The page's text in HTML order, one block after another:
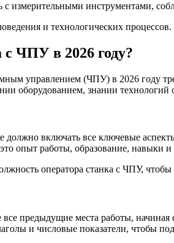
измерительными инструментами,
и технологических процессов.
с ЧПУ в 2026 году?
управлением (ЧПУ) в 2026 году
оборудованием, знании
включать все ключевые
опыт работы, образование, навыки
оператора станка с ЧПУ, чтобы
предыдущие места работы,
и числовые показатели, чтобы